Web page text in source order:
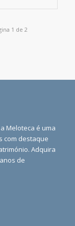
1 de 2
Meloteca é uma
com destaque
Adquira
de